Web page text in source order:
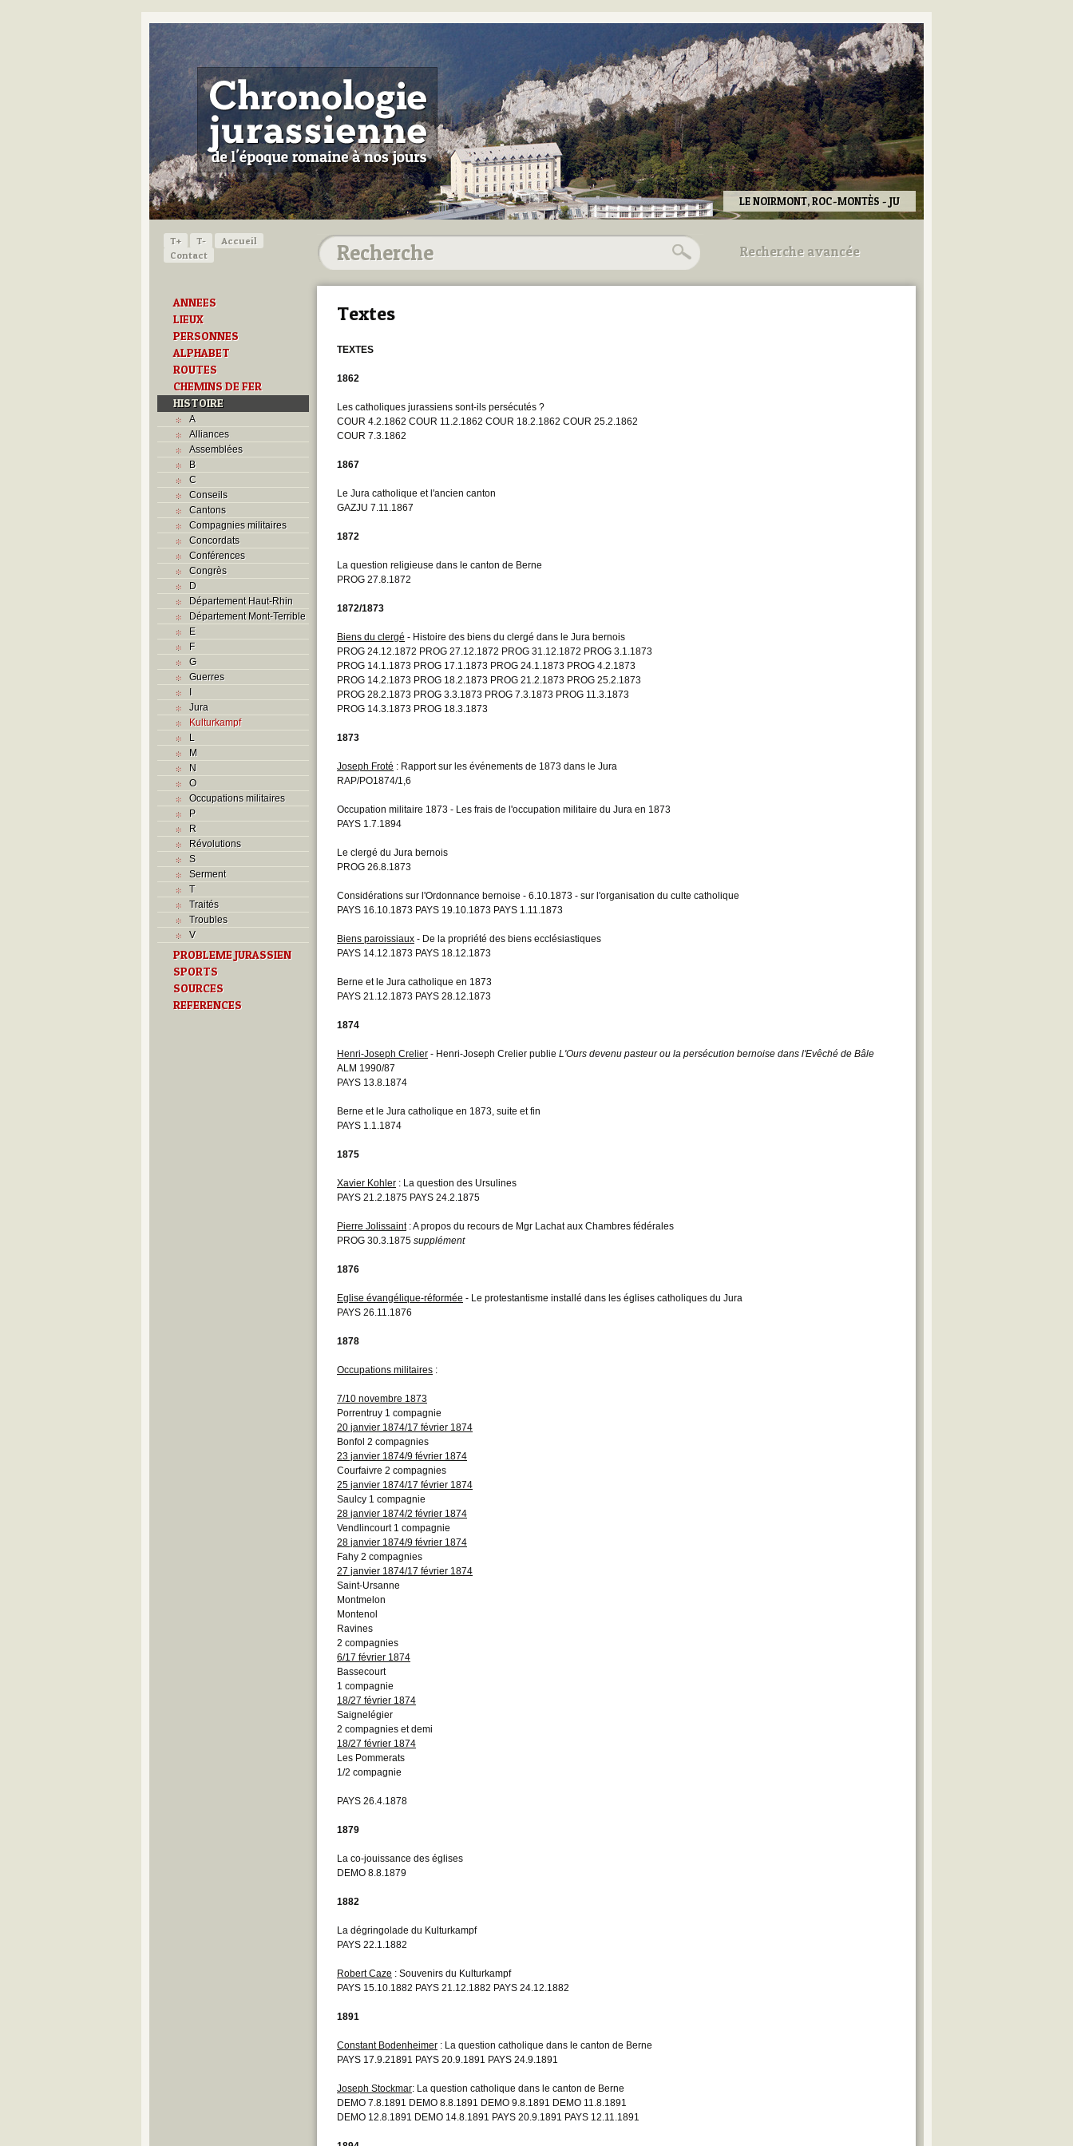
LE NOIRMONT, ROC-MONTÈS - JU
T+ T-
Accueil
Contact
ANNEES
LIEUX
PERSONNES
ALPHABET
ROUTES
CHEMINS DE FER
HISTOIRE
A
Alliances
Assemblées
B
C
Conseils
Cantons
Compagnies militaires
Concordats
Conférences
Congrès
D
Département Haut-Rhin
Département Mont-Terrible
E
F
G
Guerres
I
Jura
Kulturkampf
L
M
N
O
Occupations militaires
P
R
Révolutions
S
Serment
T
Traités
Troubles
V
PROBLEME JURASSIEN
SPORTS
SOURCES
REFERENCES
Recherche avancée
Utilisez les champs ci-dessous
Textes
TEXTES
1862
Les catholiques jurassiens sont-ils persécutés ?
COUR 4.2.1862 COUR 11.2.1862 COUR 18.2.1862 COUR 25.2.1862
COUR 7.3.1862
1867
Le Jura catholique et l'ancien canton
GAZJU 7.11.1867
1872
La question religieuse dans le canton de Berne
PROG 27.8.1872
1872/1873
Biens du clergé - Histoire des biens du clergé dans le Jura bernois
PROG 24.12.1872 PROG 27.12.1872 PROG 31.12.1872 PROG 3.1.1873
PROG 14.1.1873 PROG 17.1.1873 PROG 24.1.1873 PROG 4.2.1873
PROG 14.2.1873 PROG 18.2.1873 PROG 21.2.1873 PROG 25.2.1873
PROG 28.2.1873 PROG 3.3.1873 PROG 7.3.1873 PROG 11.3.1873
PROG 14.3.1873 PROG 18.3.1873
1873
Joseph Froté : Rapport sur les événements de 1873 dans le Jura
RAP/PO1874/1,6
Occupation militaire 1873 - Les frais de l'occupation militaire du Jura en 1873
PAYS 1.7.1894
Le clergé du Jura bernois
PROG 26.8.1873
Considérations sur l'Ordonnance bernoise - 6.10.1873 - sur l'organisation du culte catholique
PAYS 16.10.1873 PAYS 19.10.1873 PAYS 1.11.1873
Biens paroissiaux - De la propriété des biens ecclésiastiques
PAYS 14.12.1873 PAYS 18.12.1873
Berne et le Jura catholique en 1873
PAYS 21.12.1873 PAYS 28.12.1873
1874
Henri-Joseph Crelier - Henri-Joseph Crelier publie L'Ours devenu pasteur ou la persécution bernoise dans l'Evêché de Bâle
ALM 1990/87
PAYS 13.8.1874
Berne et le Jura catholique en 1873, suite et fin
PAYS 1.1.1874
1875
Xavier Kohler : La question des Ursulines
PAYS 21.2.1875 PAYS 24.2.1875
Pierre Jolissaint: A propos du recours de Mgr Lachat aux Chambres fédérales
PROG 30.3.1875 supplément
1876
Eglise évangélique-réformée - Le protestantisme installé dans les églises catholiques du Jura
PAYS 26.11.1876
1878
Occupations militaires :
7/10 novembre 1873
Porrentruy 1 compagnie
20 janvier 1874/17 février 1874
Bonfol 2 compagnies
23 janvier 1874/9 février 1874
Courfaivre 2 compagnies
25 janvier 1874/17 février 1874
Saulcy 1 compagnie
28 janvier 1874/2 février 1874
Vendlincourt 1 compagnie
28 janvier 1874/9 février 1874
Fahy 2 compagnies
27 janvier 1874/17 février 1874
Saint-Ursanne
Montmelon
Montenol
Ravines
2 compagnies
6/17 février 1874
Bassecourt
1 compagnie
18/27 février 1874
Saignelégier
2 compagnies et demi
18/27 février 1874
Les Pommerats
1/2 compagnie
PAYS 26.4.1878
1879
La co-jouissance des églises
DEMO 8.8.1879
1882
La dégringolade du Kulturkampf
PAYS 22.1.1882
Robert Caze : Souvenirs du Kulturkampf
PAYS 15.10.1882 PAYS 21.12.1882 PAYS 24.12.1882
1891
Constant Bodenheimer : La question catholique dans le canton de Berne
PAYS 17.9.21891 PAYS 20.9.1891 PAYS 24.9.1891
Joseph Stockmar: La question catholique dans le canton de Berne
DEMO 7.8.1891 DEMO 8.8.1891 DEMO 9.8.1891 DEMO 11.8.1891
DEMO 12.8.1891 DEMO 14.8.1891 PAYS 20.9.1891 PAYS 12.11.1891